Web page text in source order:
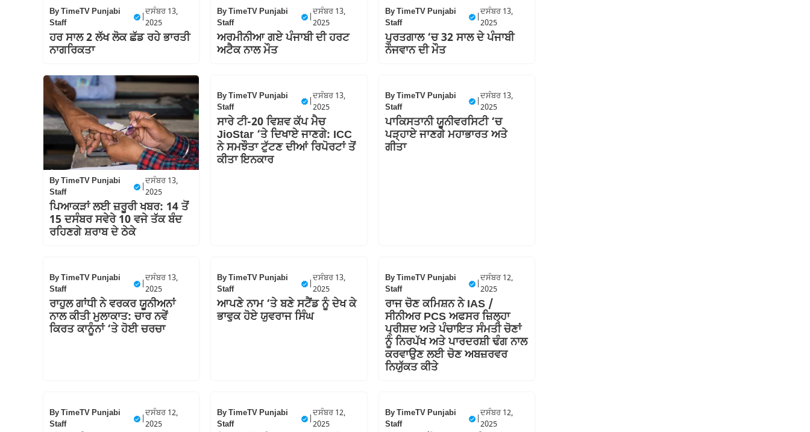
ByTimeTV Punjabi
Staff
|
ਦਸੰਬਰ 13,
2025
ਹਰ ਸਾਲ 2 ਲੱਖ ਲੋਕ ਛੱਡ ਰਹੇ ਭਾਰਤੀ
ਨਾਗਰਿਕਤਾ
ByTimeTV Punjabi
Staff
ਦਸੰਬਰ 13,
2025
ਅਰਮੀਨੀਆ ਗਏ ਪੰਜਾਬੀ ਦੀ ਹਰਟ
ਅਟੈਕ ਨਾਲ ਮੌਤ
ByTimeTV Punjabi
Staff
ਦਸੰਬਰ 13,
2025
ਪੁਰਤਗਾਲ ‘ਚ 32 ਸਾਲ ਦੇ ਪੰਜਾਬੀ
ਨੌਜਵਾਨ ਦੀ ਮੌਤ
ByTimeTV Punjabi
Staff
|
ਦਸੰਬਰ 13,
2025
ਪਿਆਕੜਾਂ ਲਈ ਜ਼ਰੂਰੀ ਖਬਰ: 14 ਤੋਂ
15 ਦਸੰਬਰ ਸਵੇਰੇ 10 ਵਜੇ ਤੱਕ ਬੰਦ
ਰਹਿਣਗੇ ਸ਼ਰਾਬ ਦੇ ਠੇਕੇ
ByTimeTV Punjabi
Staff
ਦਸੰਬਰ 13,
2025
ਸਾਰੇ ਟੀ-20 ਵਿਸ਼ਵ ਕੱਪ ਮੈਚ
JioStar ‘ਤੇ ਦਿਖਾਏ ਜਾਣਗੇ: ICC
ਨੇ ਸਮਝੌਤਾ ਟੁੱਟਣ ਦੀਆਂ ਰਿਪੋਰਟਾਂ ਤੋਂ
ਕੀਤਾ ਇਨਕਾਰ
ByTimeTV Punjabi
Staff
ਦਸੰਬਰ 13,
2025
ਪਾਕਿਸਤਾਨੀ ਯੂਨੀਵਰਸਿਟੀ ‘ਚ
ਪੜ੍ਹਾਏ ਜਾਣਗੇ ਮਹਾਭਾਰਤ ਅਤੇ
ਗੀਤਾ
ByTimeTV Punjabi
Staff
|
ਦਸੰਬਰ 13,
2025
ਰਾਹੁਲ ਗਾਂਧੀ ਨੇ ਵਰਕਰ ਯੂਨੀਅਨਾਂ
ਨਾਲ ਕੀਤੀ ਮੁਲਾਕਾਤ: ਚਾਰ ਨਵੇਂ
ਕਿਰਤ ਕਾਨੂੰਨਾਂ ‘ਤੇ ਹੋਈ ਚਰਚਾ
ByTimeTV Punjabi
Staff
ਦਸੰਬਰ 13,
2025
ਆਪਣੇ ਨਾਮ ‘ਤੇ ਬਣੇ ਸਟੈਂਡ ਨੂੰ ਦੇਖ ਕੇ
ਭਾਵੁਕ ਹੋਏ ਯੁਵਰਾਜ ਸਿੰਘ
ByTimeTV Punjabi
Staff
ਦਸੰਬਰ 12,
2025
ਰਾਜ ਚੋਣ ਕਮਿਸ਼ਨ ਨੇ IAS /
ਸੀਨੀਅਰ PCS ਅਫਸਰ ਜ਼ਿਲ੍ਹਾ
ਪ੍ਰੀਸ਼ਦ ਅਤੇ ਪੰਚਾਇਤ ਸੰਮਤੀ ਚੋਣਾਂ
ਨੂੰ ਨਿਰਪੱਖ ਅਤੇ ਪਾਰਦਰਸ਼ੀ ਢੰਗ ਨਾਲ
ਕਰਵਾਉਣ ਲਈ ਚੋਣ ਅਬਜ਼ਰਵਰ
ਨਿਯੁੱਕਤ ਕੀਤੇ
ByTimeTV Punjabi
Staff
|
ਦਸੰਬਰ 12,
2025
ByTimeTV Punjabi
Staff
ਦਸੰਬਰ 12,
2025
ByTimeTV Punjabi
Staff
ਦਸੰਬਰ 12,
2025